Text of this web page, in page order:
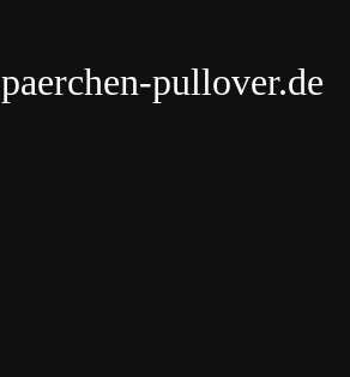
paerchen-pullover.de